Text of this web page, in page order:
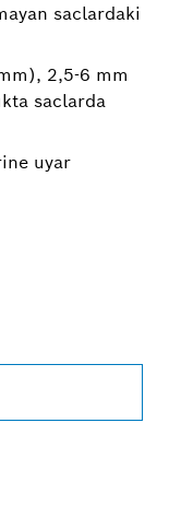
saclardaki
2,5-6 mm
saclarda
uyar